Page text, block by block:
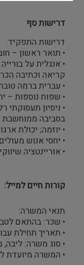
דרישות סף
דרישות התפקיד:
• תואר ראשון –
• אנגלית על
קריאה וכתיבה
• עברית ברמה
• שפות נוספות –
• ניסיון תעסוקתי
בסביבה ממוחשבת
• יוזמה; יכולת
• יחסי אנוש
• אוריינטציה
קורות חיים למייל
תנאי המשרה:
• שכר: בהתאם
• תאריך תחילת
• סוג משרה: ליבה,
• המשרה מיועדת